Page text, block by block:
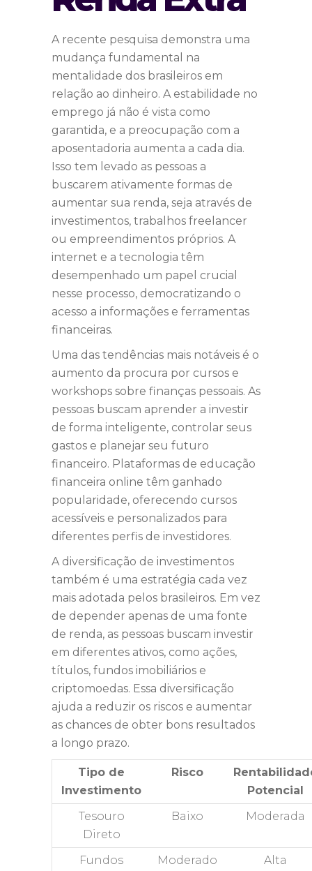
A recente pesquisa demonstra uma
mudança fundamental na
mentalidade dos brasileiros em
relação ao dinheiro. A estabilidade no
emprego já não é vista como
garantida, e a preocupação com a
aposentadoria aumenta a cada dia.
Isso tem levado as pessoas a
buscarem ativamente formas de
aumentar sua renda, seja através de
investimentos, trabalhos freelancer
ou empreendimentos próprios. A
internet e a tecnologia têm
desempenhado um papel crucial
nesse processo, democratizando o
acesso a informações e ferramentas
financeiras.
Uma das tendências mais notáveis é o
aumento da procura por cursos e
workshops sobre finanças pessoais. As
pessoas buscam aprender a investir
de forma inteligente, controlar seus
gastos e planejar seu futuro
financeiro. Plataformas de educação
financeira online têm ganhado
popularidade, oferecendo cursos
acessíveis e personalizados para
diferentes perfis de investidores.
A diversificação de investimentos
também é uma estratégia cada vez
mais adotada pelos brasileiros. Em vez
de depender apenas de uma fonte
de renda, as pessoas buscam investir
em diferentes ativos, como ações,
títulos, fundos imobiliários e
criptomoedas. Essa diversificação
ajuda a reduzir os riscos e aumentar
as chances de obter bons resultados
a longo prazo.
Tipo de
Investimento
Risco
Potencial
Tesouro
Direto
Baixo Moderada
Fundos
Moderado Alta